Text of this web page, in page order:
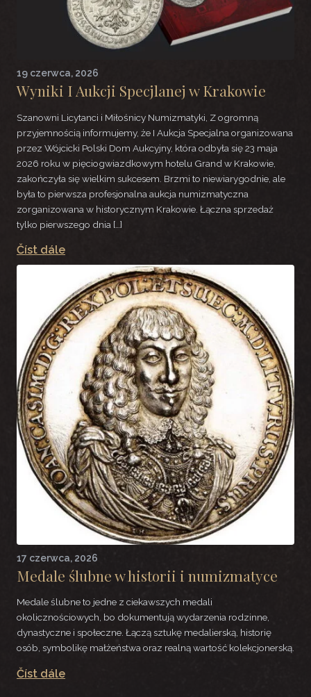
19 czerwca, 2026
Wyniki I Aukcji Specjlanej w Krakowie
Szanowni Licytanci i Miłośnicy Numizmatyki, Z ogromną
przyjemnością informujemy, że I Aukcja Specjalna organizowana
przez Wójcicki Polski Dom Aukcyjny, która odbyła się 23 maja
2026 roku w pięciogwiazdkowym hotelu Grand w Krakowie,
zakończyła się wielkim sukcesem. Brzmi to niewiarygodnie, ale
była to pierwsza profesjonalna aukcja numizmatyczna
zorganizowana w historycznym Krakowie. Łączna sprzedaż
tylko pierwszego dnia […]
Číst dále
17 czerwca, 2026
Medale ślubne w historii i numizmatyce
Medale ślubne to jedne z ciekawszych medali
okolicznościowych, bo dokumentują wydarzenia rodzinne,
dynastyczne i społeczne. Łączą sztukę medalierską, historię
osób, symbolikę małżeństwa oraz realną wartość kolekcjonerską.
Číst dále